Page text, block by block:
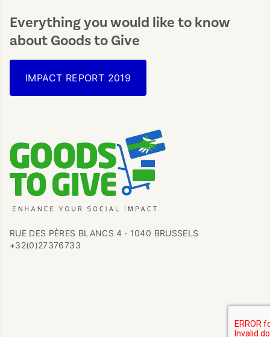
RUE DES PÈRES BLANCS 4 · 1040 BRUSSELS
+32(0)27376733
Everything you would like to know
about Goods to Give
IMPACT REPORT 2019